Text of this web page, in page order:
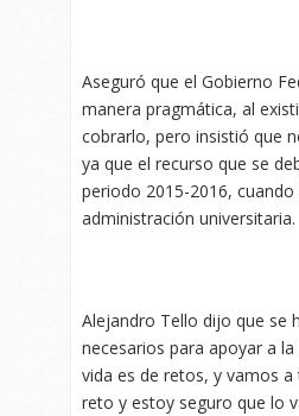
Aseguró que el Gobierno
manera pragmática, al
cobrarlo, pero insistió que
ya que el recurso que se
periodo 2015-2016,
administración universitaria.
Alejandro Tello dijo que se
necesarios para apoyar a la
vida es de retos, y vamos
reto y estoy seguro que lo